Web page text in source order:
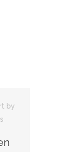
by